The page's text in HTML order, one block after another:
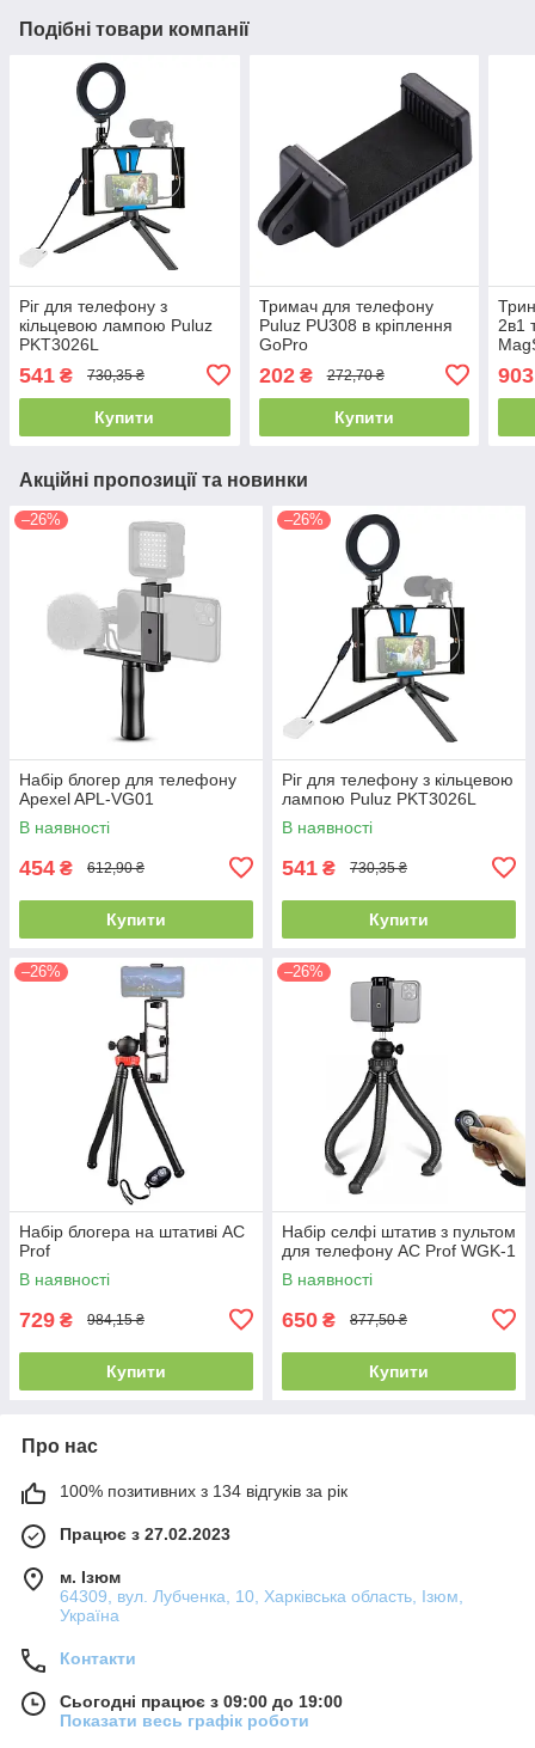
Подібні товари компанії
Ріг для телефону з
кільцевою лампою Puluz
PKT3026L
541 ₴ 730,35 ₴
Купити
Тримач для телефону
Puluz PU308 в кріплення
GoPro
202₴ 272,70 ₴
Купити
2в1
903
Акційні пропозиції та новинки
–26%
Набір блогер для телефону
Apexel APL-VG01
В наявності
454 ₴ 612,90 ₴
Купити
–26%
Ріг для телефону з кільцевою
лампою Puluz PKT3026L
В наявності
541 ₴ 730,35 ₴
Купити
–26%
Набір блогера на штативі AC
Prof
В наявності
729 ₴ 984,15 ₴
Купити
–26%
Набір селфі штатив з пультом
для телефону AC Prof WGK-1
В наявності
650 ₴ 877,50 ₴
Купити
Про нас
100% позитивних з 134 відгуків за рік
Працює з 27.02.2023
м. Ізюм
64309, вул. Лубченка, 10, Харківська область, Ізюм,
Україна
Контакти
Сьогодні працює з 09:00 до 19:00
Показати весь графік роботи